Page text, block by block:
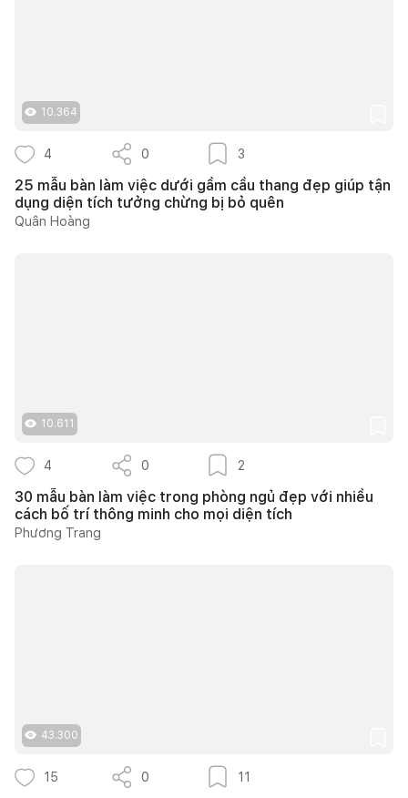
10.364
4 0 3
25 mẫu bàn làm việc dưới gầm cầu thang đẹp giúp tận
dụng diện tích tưởng chừng bị bỏ quên
Quân Hoàng
10.611
4 0 2
30 mẫu bàn làm việc trong phòng ngủ đẹp với nhiều
cách bố trí thông minh cho mọi diện tích
Phương Trang
43.300
15 0 11